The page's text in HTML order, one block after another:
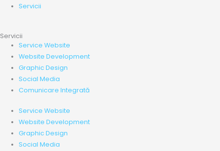
Servicii
Servicii
Service Website
Website Development
Graphic Design
Social Media
Comunicare Integrată
Service Website
Website Development
Graphic Design
Social Media